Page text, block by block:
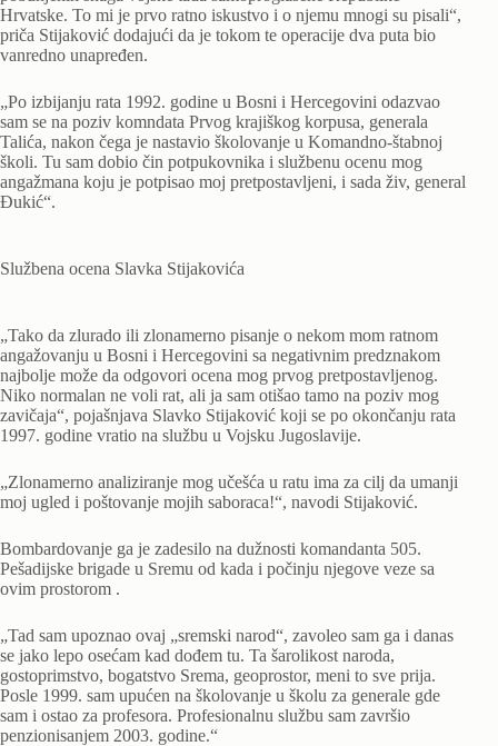
Hrvatske. To mi je prvo ratno iskustvo i o njemu mnogi su pisali“,
priča Stijaković dodajući da je tokom te operacije dva puta bio
vanredno unapređen.
„Po izbijanju rata 1992. godine u Bosni i Hercegovini odazvao
sam se na poziv komndata Prvog krajiškog korpusa, generala
Talića, nakon čega je nastavio školovanje u Komandno-štabnoj
školi. Tu sam dobio čin potpukovnika i službenu ocenu mog
angažmana koju je potpisao moj pretpostavljeni, i sada živ, general
Đukić“.
Službena ocena Slavka Stijakovića
„Tako da zlurado ili zlonamerno pisanje o nekom mom ratnom
angažovanju u Bosni i Hercegovini sa negativnim predznakom
najbolje može da odgovori ocena mog prvog pretpostavljenog.
Niko normalan ne voli rat, ali ja sam otišao tamo na poziv mog
zavičaja“, pojašnjava Slavko Stijaković koji se po okončanju rata
1997. godine vratio na službu u Vojsku Jugoslavije.
„Zlonamerno analiziranje mog učešća u ratu ima za cilj da umanji
moj ugled i poštovanje mojih saboraca!“, navodi Stijaković.
Bombardovanje ga je zadesilo na dužnosti komandanta 505.
Pešadijske brigade u Sremu od kada i počinju njegove veze sa
ovim prostorom .
„Tad sam upoznao ovaj „sremski narod“, zavoleo sam ga i danas
se jako lepo osećam kad dođem tu. Ta šarolikost naroda,
gostoprimstvo, bogatstvo Srema, geoprostor, meni to sve prija.
Posle 1999. sam upućen na školovanje u školu za generale gde
sam i ostao za profesora. Profesionalnu službu sam završio
penzionisanjem 2003. godine.“